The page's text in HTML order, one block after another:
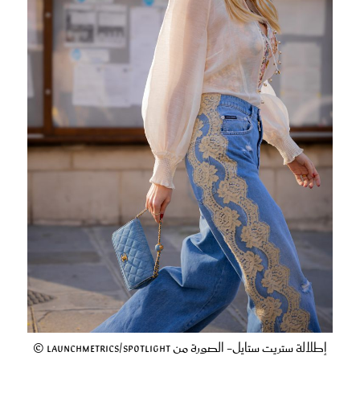
إطلالة ستريت ستايل- الصورة من Launchmetrics/Spotlight ©